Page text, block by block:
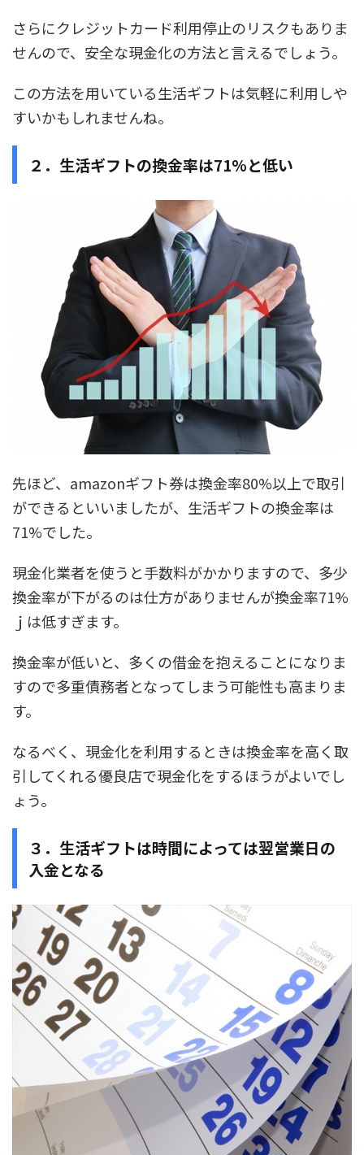
さらにクレジットカード利用停止のリスクもありま
せんので、安全な現金化の方法と言えるでしょう。
この方法を用いている生活ギフトは気軽に利用しや
すいかもしれませんね。
２．生活ギフトの換金率は71%と低い
先ほど、amazonギフト券は換金率80%以上で取引
ができるといいましたが、生活ギフトの換金率は
71%でした。
現金化業者を使うと手数料がかかりますので、多少
換金率が下がるのは仕方がありませんが換金率71%
ｊは低すぎます。
換金率が低いと、多くの借金を抱えることになりま
すので多重債務者となってしまう可能性も高まりま
す。
なるべく、現金化を利用するときは換金率を高く取
引してくれる優良店で現金化をするほうがよいでし
ょう。
３．生活ギフトは時間によっては翌営業日の
入金となる